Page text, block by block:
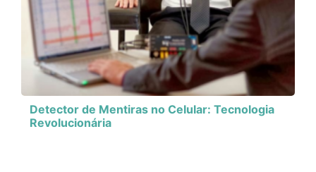
Detector de Mentiras no Celular: Tecnologia
Revolucionária